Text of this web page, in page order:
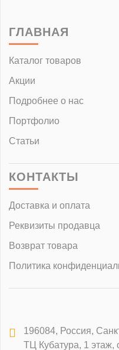
ГЛАВНАЯ
Каталог товаров
Акции
Подробнее о нас
Портфолио
Статьи
КОНТАКТЫ
Доставка и оплата
Реквизиты продавца
Возврат товара
Политика
196084, Россия,
ТЦ Кубатура, 1 этаж,